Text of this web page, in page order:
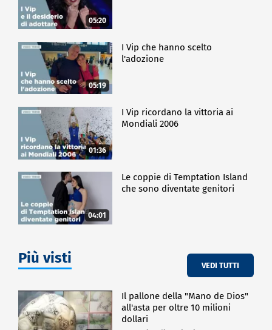
05:20
05:19
I Vip che hanno scelto
l'adozione
01:36
I Vip ricordano la vittoria ai
Mondiali 2006
04:01
Le coppie di Temptation Island
che sono diventate genitori
Più visti VEDI TUTTI
Il pallone della "Mano de Dios"
all'asta per oltre 10 milioni
dollari